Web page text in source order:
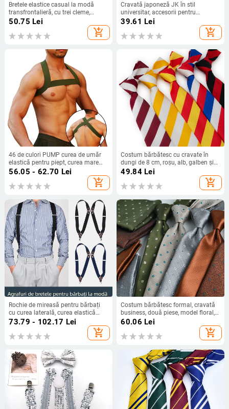
Bretele elastice casual la modă
transfrontalieră, cu trei cleme,
culoare uni, lungime reglabilă,
50.75 Lei
add_shopping_cart
Cravată japoneză JK în stil
universitar, accesorii pentru
uniformă școlară pentru femei,
cravată în carouri cu buline și
dungi, fabricată în stoc, en-gros
39.61 Lei
add_shopping_cart
46 de culori PUMP curea de umăr
elastică pentru piept, curea mare
pentru piept, curea pentru bărbați,
petrecere europeană și americană,
fitness sexy, musculare
56.05 - 62.70 Lei
add_shopping_cart
Costum bărbătesc cu cravate în
dungi de 8 cm, roșu, alb, galben și
albastru, ținută elegantă și
versatilă, ținută profesională, la
modă
49.84Lei
add_shopping_cart
Rochie de mireasă pentru bărbați
cu curea laterală, curea elastică
înaltă pentru persoane dolofane, stil
european distinctiv, curea casual
retro, 8
73.79 - 102.17 Lei
add_shopping_cart
Costum bărbătesc formal, cravată
business, două piese, model floral,
7,5 cm, țesut manual, nou, în stoc,
60.06 Lei
add_shopping_cart